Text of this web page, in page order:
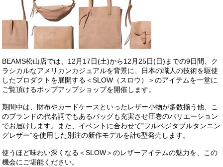
BEAMS松山店では、12月17日(土)から12月25日(日)までの9日間、ク
ラシカルなアメリカンカジュアルを背景に、日本の職人の技術を駆使
したプロダクトを展開する＜SLOW（スロウ）＞のアイテムを一堂に
ご覧頂けるポップアップショップを開催します。
期間中は、財布やカードケースといったレザー小物が多数揃う他、こ
のブランドの代名詞でもあるバッグも充実させ圧巻のバリエーション
でお届けします。また、イベントに合わせて”フルベジタブルタンニン
グレザー”を使用した別注の新作モデルを計6型発売します。
使うほど味わい深くなる＜SLOW＞のレザーアイテムの魅力を、この
機会にご堪能ください。